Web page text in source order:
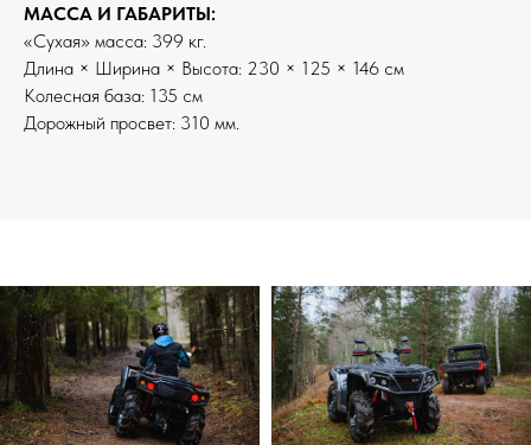
МАССА И ГАБАРИТЫ:
«Сухая» масса: 399 кг.
Длина × Ширина × Высота: 230 × 125 × 146 см
Колесная база: 135 см
Дорожный просвет: 310 мм.